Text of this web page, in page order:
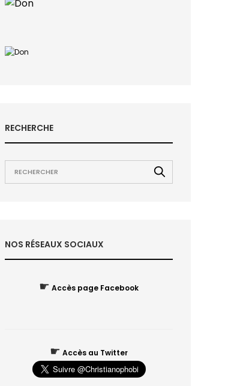
RECHERCHE
NOS RÉSEAUX SOCIAUX
☛ Accès page Facebook
☛ Accès au Twitter